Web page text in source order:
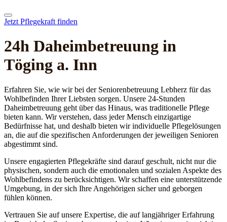
Jetzt Pflegekraft finden
24h Daheim­betreuung in
Töging a. Inn
Erfahren Sie, wie wir bei der Seniorenbetreuung Lebherz für das
Wohlbefinden Ihrer Liebsten sorgen. Unsere 24-Stunden
Daheimbetreuung geht über das Hinaus, was traditionelle Pflege
bieten kann. Wir verstehen, dass jeder Mensch einzigartige
Bedürfnisse hat, und deshalb bieten wir individuelle Pflegelösungen
an, die auf die spezifischen Anforderungen der jeweiligen Senioren
abgestimmt sind.
Unsere engagierten Pflegekräfte sind darauf geschult, nicht nur die
physischen, sondern auch die emotionalen und sozialen Aspekte des
Wohlbefindens zu berücksichtigen. Wir schaffen eine unterstützende
Umgebung, in der sich Ihre Angehörigen sicher und geborgen
fühlen können.
Vertrauen Sie auf unsere Expertise, die auf langjähriger Erfahrung